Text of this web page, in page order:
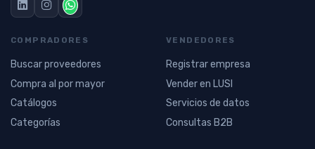
COMPRADORES
Buscar proveedores
Compra al por mayor
Catálogos
Categorías
VENDEDORES
Registrar empresa
Vender en LUSI
Servicios de datos
Consultas B2B